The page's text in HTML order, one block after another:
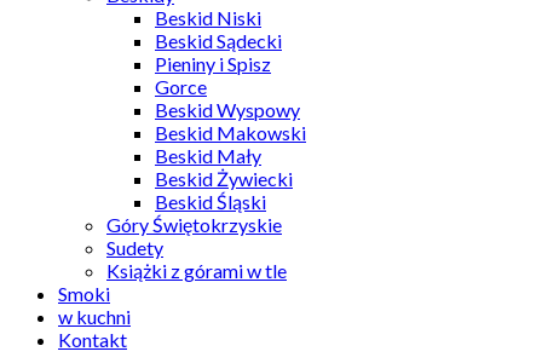
Beskid Niski
Beskid Sądecki
Pieniny i Spisz
Gorce
Beskid Wyspowy
Beskid Makowski
Beskid Mały
Beskid Żywiecki
Beskid Śląski
Góry Świętokrzyskie
Sudety
Książki z górami w tle
Smoki
w kuchni
Kontakt